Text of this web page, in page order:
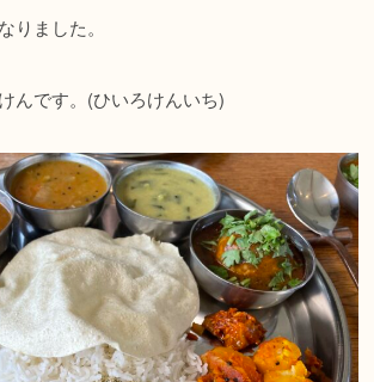
りました。
んです。(ひいろけんいち)